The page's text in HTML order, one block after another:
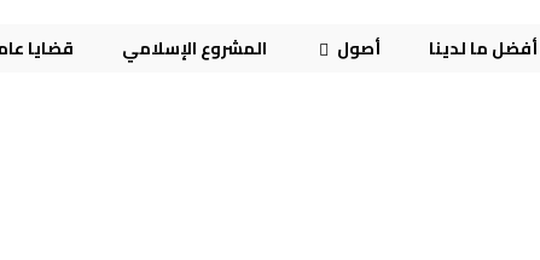
أفضل ما لدينا أصول المشروع الإسلامي قضايا